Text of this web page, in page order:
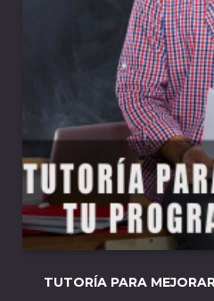
TUTORÍA PARA